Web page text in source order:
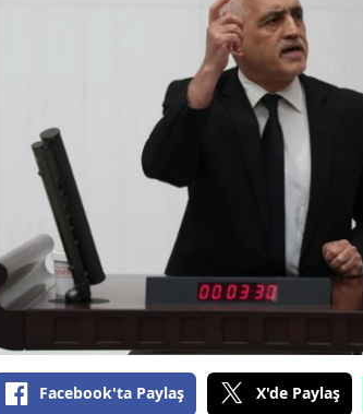
Facebook'ta Paylaş X'de Paylaş